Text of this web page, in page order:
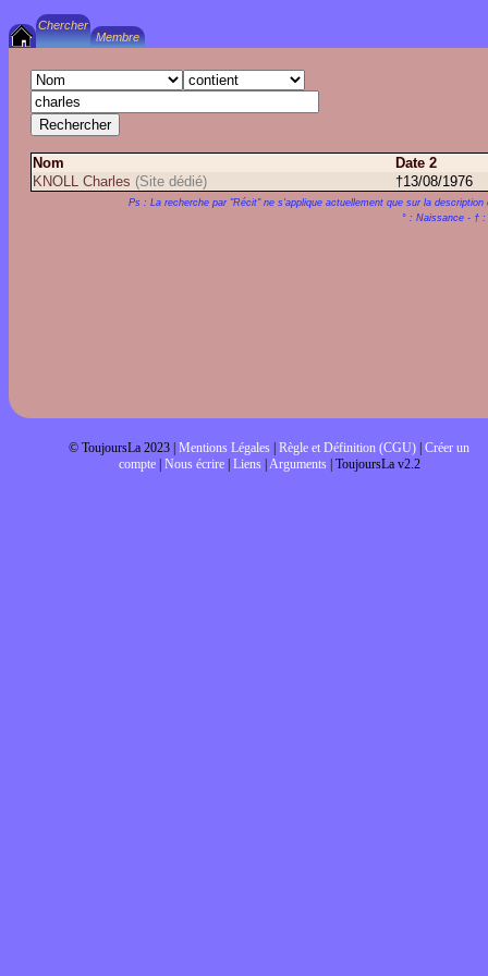
Nom
Date 2
KNOLL Charles (Site dédié) †13/08/1976
Ps : La recherche par "Récit" ne s'applique actuellement que sur la description
° : Naissance - †
© ToujoursLa 2023 | Mentions Légales Règle et Définition (CGU) Créer un
compte| Nous écrire| Liens| Arguments| ToujoursLa v2.2